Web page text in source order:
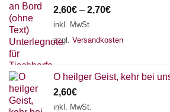
2,60€ – 2,70€
inkl. MwSt.
zzgl. Versandkosten
O heilger Geist, kehr bei
2,60€
inkl. MwSt.